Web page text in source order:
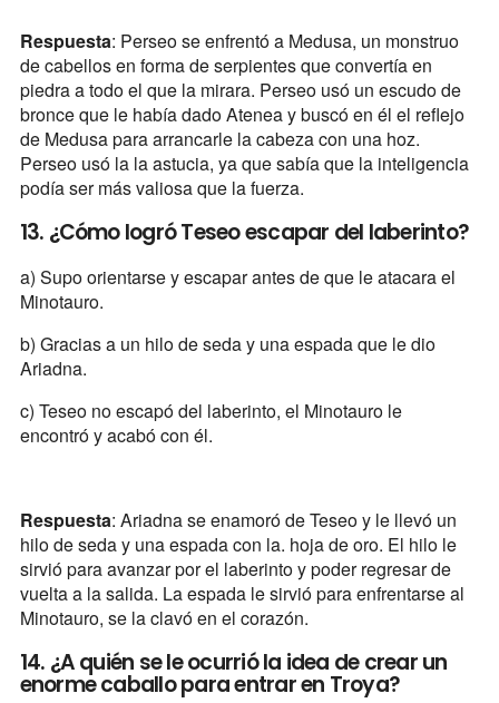
Respuesta: Perseo se enfrentó a Medusa, un monstruo
de cabellos en forma de serpientes que convertía en
piedra a todo el que la mirara. Perseo usó un escudo de
bronce que le había dado Atenea y buscó en él el reflejo
de Medusa para arrancarle la cabeza con una hoz.
Perseo usó la la astucia, ya que sabía que la inteligencia
podía ser más valiosa que la fuerza.
13. ¿Cómo logró Teseo escapar del laberinto?
a) Supo orientarse y escapar antes de que le atacara el
Minotauro.
b) Gracias a un hilo de seda y una espada que le dio
Ariadna.
c) Teseo no escapó del laberinto, el Minotauro le
encontró y acabó con él.
Respuesta: Ariadna se enamoró de Teseo y le llevó un
hilo de seda y una espada con la. hoja de oro. El hilo le
sirvió para avanzar por el laberinto y poder regresar de
vuelta a la salida. La espada le sirvió para enfrentarse al
Minotauro, se la clavó en el corazón.
14. ¿A quién se le ocurrió la idea de crear un
enorme caballo para entrar en Troya?